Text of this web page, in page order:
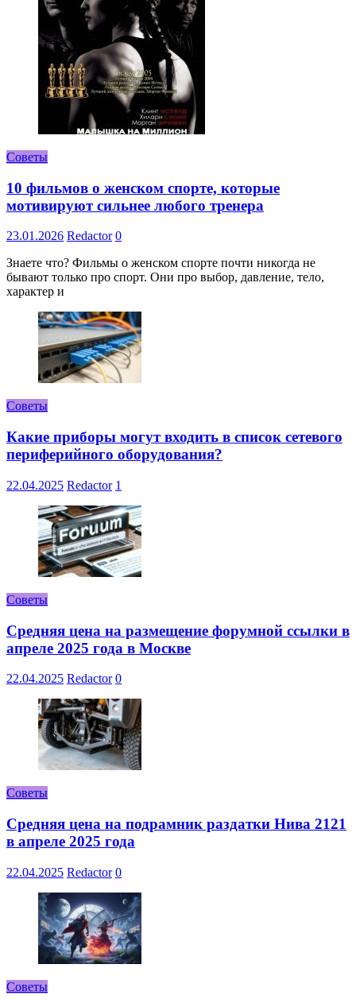
Советы
10 фильмов о женском спорте, которые
мотивируют сильнее любого тренера
23.01.2026 Redactor 0
Знаете что? Фильмы о женском спорте почти никогда не
бывают только про спорт. Они про выбор, давление, тело,
характер и
Советы
Какие приборы могут входить в список сетевого
периферийного оборудования?
22.04.2025 Redactor 1
Советы
Средняя цена на размещение форумной ссылки в
апреле 2025 года в Москве
22.04.2025 Redactor 0
Советы
Средняя цена на подрамник раздатки Нива 2121
в апреле 2025 года
22.04.2025 Redactor 0
Советы